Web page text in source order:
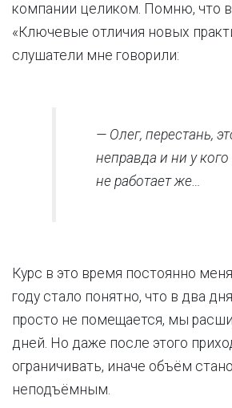
компании целиком. Помню, что в
«Ключевые отличия новых
слушатели мне говорили:
— Олег, перестань,
неправда и ни у кого
не работает же…
Курс в это время постоянно
году стало понятно, что в два
просто не помещается, мы
дней. Но даже после этого
ограничивать, иначе объём
неподъёмным.